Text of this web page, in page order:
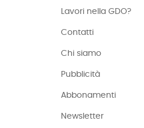
Lavori nella GDO?
Contatti
Chi siamo
Pubblicità
Abbonamenti
Newsletter